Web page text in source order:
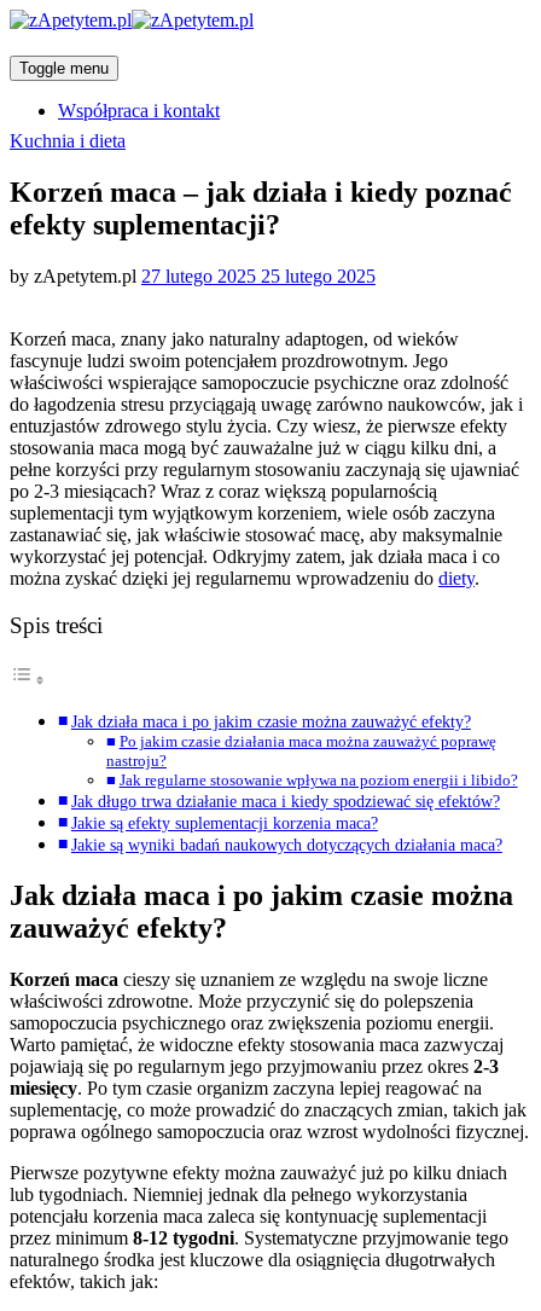
Toggle menu
Współpraca i kontakt
Categories
Kuchnia i dieta
Korzeń maca – jak działa i kiedy poznać
efekty suplementacji?
by zApetytem.pl Posted
27 lutego 2025 25 lutego 2025
Korzeń maca, znany jako naturalny adaptogen, od wieków
fascynuje ludzi swoim potencjałem prozdrowotnym. Jego
właściwości wspierające samopoczucie psychiczne oraz zdolność
do łagodzenia stresu przyciągają uwagę zarówno naukowców, jak i
entuzjastów zdrowego stylu życia. Czy wiesz, że pierwsze efekty
stosowania maca mogą być zauważalne już w ciągu kilku dni, a
pełne korzyści przy regularnym stosowaniu zaczynają się ujawniać
po 2-3 miesiącach? Wraz z coraz większą popularnością
suplementacji tym wyjątkowym korzeniem, wiele osób zaczyna
zastanawiać się, jak właściwie stosować macę, aby maksymalnie
wykorzystać jej potencjał. Odkryjmy zatem, jak działa maca i co
można zyskać dzięki jej regularnemu wprowadzeniu do diety.
Spis treści
Jak działa maca i po jakim czasie można zauważyć efekty?
Po jakim czasie działania maca można zauważyć poprawę
nastroju?
Jak regularne stosowanie wpływa na poziom energii i libido?
Jak długo trwa działanie maca i kiedy spodziewać się efektów?
Jakie są efekty suplementacji korzenia maca?
Jakie są wyniki badań naukowych dotyczących działania maca?
Jak działa maca i po jakim czasie można
zauważyć efekty?
Korzeń maca cieszy się uznaniem ze względu na swoje liczne
właściwości zdrowotne. Może przyczynić się do polepszenia
samopoczucia psychicznego oraz zwiększenia poziomu energii.
Warto pamiętać, że widoczne efekty stosowania maca zazwyczaj
pojawiają się po regularnym jego przyjmowaniu przez okres 2-3
miesięcy. Po tym czasie organizm zaczyna lepiej reagować na
suplementację, co może prowadzić do znaczących zmian, takich jak
poprawa ogólnego samopoczucia oraz wzrost wydolności fizycznej.
Pierwsze pozytywne efekty można zauważyć już po kilku dniach
lub tygodniach. Niemniej jednak dla pełnego wykorzystania
potencjału korzenia maca zaleca się kontynuację suplementacji
przez minimum 8-12 tygodni. Systematyczne przyjmowanie tego
naturalnego środka jest kluczowe dla osiągnięcia długotrwałych
efektów, takich jak: